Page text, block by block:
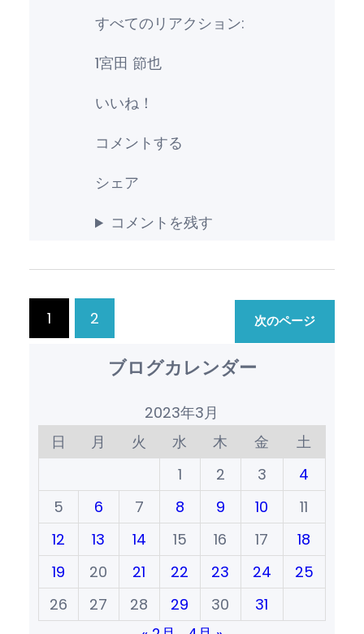
すべてのリアクション:
1宮田 節也
いいね！
コメントする
シェア
コメントを残す
1 2 次のページ
ブログカレンダー
2023年3月
日
月 火 水 木 金
土
1
2 3
4
5
6 7 8 9 10
11
12
13 14 15 16 17
18
19
20 21 22 23 24
25
26
27 28 29 30
31